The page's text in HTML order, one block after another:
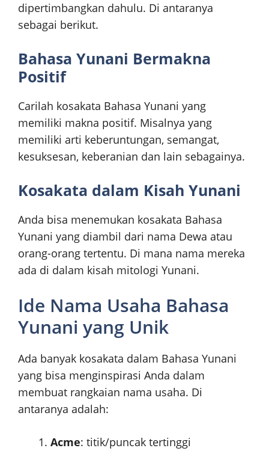
dipertimbangkan dahulu. Di antaranya
sebagai berikut.
Bahasa Yunani Bermakna
Positif
Carilah kosakata Bahasa Yunani yang
memiliki makna positif. Misalnya yang
memiliki arti keberuntungan, semangat,
kesuksesan, keberanian dan lain sebagainya.
Kosakata dalam Kisah Yunani
Anda bisa menemukan kosakata Bahasa
Yunani yang diambil dari nama Dewa atau
orang-orang tertentu. Di mana nama mereka
ada di dalam kisah mitologi Yunani.
Ide Nama Usaha Bahasa
Yunani yang Unik
Ada banyak kosakata dalam Bahasa Yunani
yang bisa menginspirasi Anda dalam
membuat rangkaian nama usaha. Di
antaranya adalah:
Acme: titik/puncak tertinggi